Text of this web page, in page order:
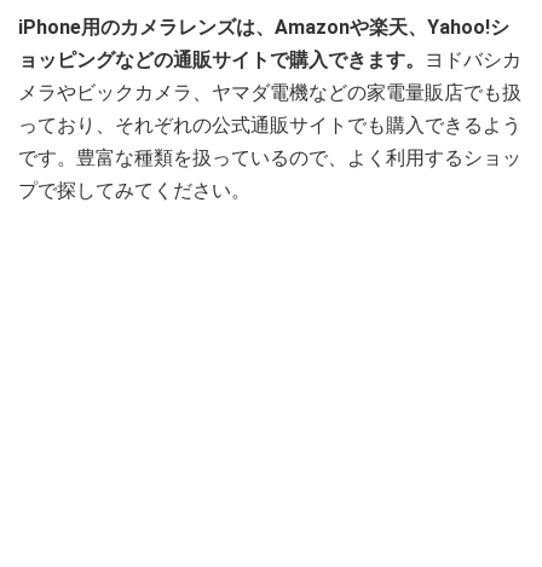
iPhone用のカメラレンズは、Amazonや楽天、Yahoo!シ
ョッピングなどの通販サイトで購入できます。
ヨドバシカ
メラやビックカメラ、ヤマダ電機などの家電量販店でも扱
っており、それぞれの公式通販サイトでも購入できるよう
です。豊富な種類を扱っているので、よく利用するショッ
プで探してみてください。